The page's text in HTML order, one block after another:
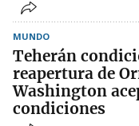
MUNDO
Teherán
reapertura de
Washington
condiciones